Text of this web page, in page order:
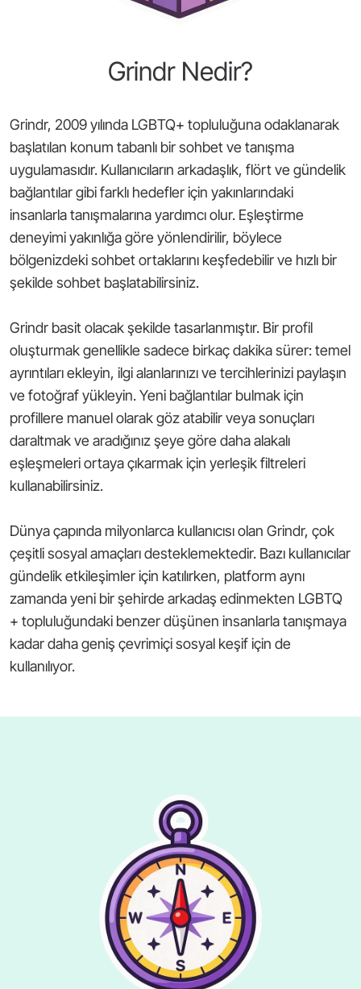
Grindr Nedir?
Grindr, 2009 yılında LGBTQ+ topluluğuna odaklanarak
başlatılan konum tabanlı bir sohbet ve tanışma
uygulamasıdır. Kullanıcıların arkadaşlık, flört ve gündelik
bağlantılar gibi farklı hedefler için yakınlarındaki
insanlarla tanışmalarına yardımcı olur. Eşleştirme
deneyimi yakınlığa göre yönlendirilir, böylece
bölgenizdeki sohbet ortaklarını keşfedebilir ve hızlı bir
şekilde sohbet başlatabilirsiniz.
Grindr basit olacak şekilde tasarlanmıştır. Bir profil
oluşturmak genellikle sadece birkaç dakika sürer: temel
ayrıntıları ekleyin, ilgi alanlarınızı ve tercihlerinizi paylaşın
ve fotoğraf yükleyin. Yeni bağlantılar bulmak için
profillere manuel olarak göz atabilir veya sonuçları
daraltmak ve aradığınız şeye göre daha alakalı
eşleşmeleri ortaya çıkarmak için yerleşik filtreleri
kullanabilirsiniz.
Dünya çapında milyonlarca kullanıcısı olan Grindr, çok
çeşitli sosyal amaçları desteklemektedir. Bazı kullanıcılar
gündelik etkileşimler için katılırken, platform aynı
zamanda yeni bir şehirde arkadaş edinmekten LGBTQ
+ topluluğundaki benzer düşünen insanlarla tanışmaya
kadar daha geniş çevrimiçi sosyal keşif için de
kullanılıyor.